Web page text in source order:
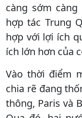
càng sớm
hợp tác Trung
hợp với lợi ích
ích lớn hơn của
Vào thời điểm
chia rẽ đang
thông, Paris và